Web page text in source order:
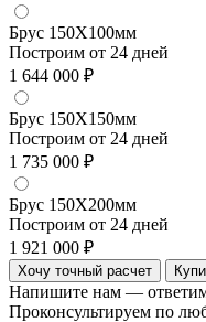
Брус 150Х100мм
Построим от 24 дней
1 644 000 ₽
Брус 150Х150мм
Построим от 24 дней
1 735 000 ₽
Брус 150Х200мм
Построим от 24 дней
1 921 000 ₽
Хочу точный расчет
Напишите нам —
Проконсультируем по